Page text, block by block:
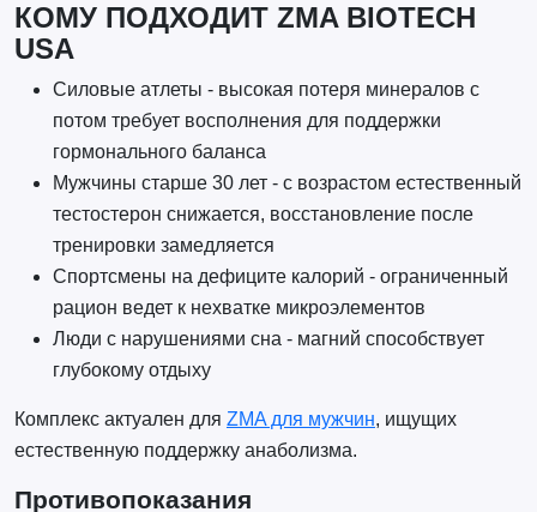
КОМУ ПОДХОДИТ ZMA BIOTECH
USA
Силовые атлеты - высокая потеря минералов с
потом требует восполнения для поддержки
гормонального баланса
Мужчины старше 30 лет - с возрастом естественный
тестостерон снижается, восстановление после
тренировки замедляется
Спортсмены на дефиците калорий - ограниченный
рацион ведет к нехватке микроэлементов
Люди с нарушениями сна - магний способствует
глубокому отдыху
Комплекс актуален для ZMA для мужчин, ищущих
естественную поддержку анаболизма.
Противопоказания